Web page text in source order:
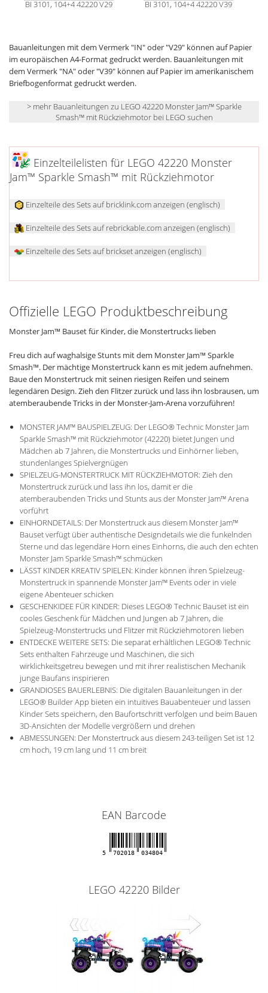
BI 3101, 104+4 42220 V29 BI 3101, 104+4 42220 V39
Bauanleitungen mit dem Vermerk "IN" oder "V29" können auf Papier
im europäischen A4-Format gedruckt werden. Bauanleitungen mit
dem Vermerk "NA" oder "V39" können auf Papier im amerikanischem
Briefbogenformat gedruckt werden.
> mehr Bauanleitungen zu LEGO 42220 Monster Jam™ Sparkle
Smash™ mit Rückziehmotor bei LEGO suchen
Einzelteilelisten für LEGO 42220 Monster
Jam™ Sparkle Smash™ mit Rückziehmotor
Einzelteile des Sets auf bricklink.com anzeigen (englisch)
Einzelteile des Sets auf rebrickable.com anzeigen (englisch)
Einzelteile des Sets auf brickset anzeigen (englisch)
Offizielle LEGO Produktbeschreibung
Monster Jam™ Bauset für Kinder, die Monstertrucks lieben
Freu dich auf waghalsige Stunts mit dem Monster Jam™ Sparkle
Smash™. Der mächtige Monstertruck kann es mit jedem aufnehmen.
Baue den Monstertruck mit seinen riesigen Reifen und seinem
legendären Design. Zieh den Flitzer zurück und lass ihn losbrausen, um
atemberaubende Tricks in der Monster-Jam-Arena vorzuführen!
MONSTER JAM™ BAUSPIELZEUG: Der LEGO® Technic Monster Jam
Sparkle Smash™ mit Rückziehmotor (42220) bietet Jungen und
Mädchen ab 7 Jahren, die Monstertrucks und Einhörner lieben,
stundenlanges Spielvergnügen
SPIELZEUG-MONSTERTRUCK MIT RÜCKZIEHMOTOR: Zieh den
Monstertruck zurück und lass ihn los, damit er die
atemberaubenden Tricks und Stunts aus der Monster Jam™ Arena
vorführt
EINHORNDETAILS: Der Monstertruck aus diesem Monster Jam™
Bauset verfügt über authentische Designdetails wie die funkelnden
Sterne und das legendäre Horn eines Einhorns, die auch den echten
Monster Jam Sparkle Smash™ schmücken
LÄSST KINDER KREATIV SPIELEN: Kinder können ihren Spielzeug-
Monstertruck in spannende Monster Jam™ Events oder in viele
eigene Abenteuer schicken
GESCHENKIDEE FÜR KINDER: Dieses LEGO® Technic Bauset ist ein
cooles Geschenk für Mädchen und Jungen ab 7 Jahren, die
Spielzeug-Monstertrucks und Flitzer mit Rückziehmotoren lieben
ENTDECKE WEITERE SETS: Die separat erhältlichen LEGO® Technic
Sets enthalten Fahrzeuge und Maschinen, die sich
wirklichkeitsgetreu bewegen und mit ihrer realistischen Mechanik
junge Baufans inspirieren
GRANDIOSES BAUERLEBNIS: Die digitalen Bauanleitungen in der
LEGO® Builder App bieten ein intuitives Bauabenteuer und lassen
Kinder Sets speichern, den Baufortschritt verfolgen und beim Bauen
3D-Ansichten der Modelle vergrößern und drehen
ABMESSUNGEN: Der Monstertruck aus diesem 243-teiligen Set ist 12
cm hoch, 19 cm lang und 11 cm breit
EAN Barcode
5 702018 034804
LEGO 42220 Bilder